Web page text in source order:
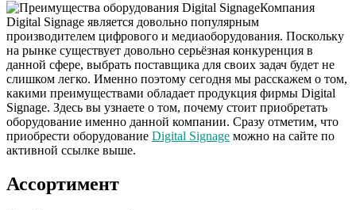
Компания
Digital Signage является довольно популярным
производителем цифрового и медиаоборудования. Поскольку
на рынке существует довольно серьёзная конкуренция в
данной сфере, выбрать поставщика для своих задач будет не
слишком легко. Именно поэтому сегодня мы расскажем о том,
какими преимуществами обладает продукция фирмы Digital
Signage. Здесь вы узнаете о том, почему стоит приобретать
оборудование именно данной компании. Сразу отметим, что
приобрести оборудование Digital Signage можно на сайте по
активной ссылке выше.
Ассортимент